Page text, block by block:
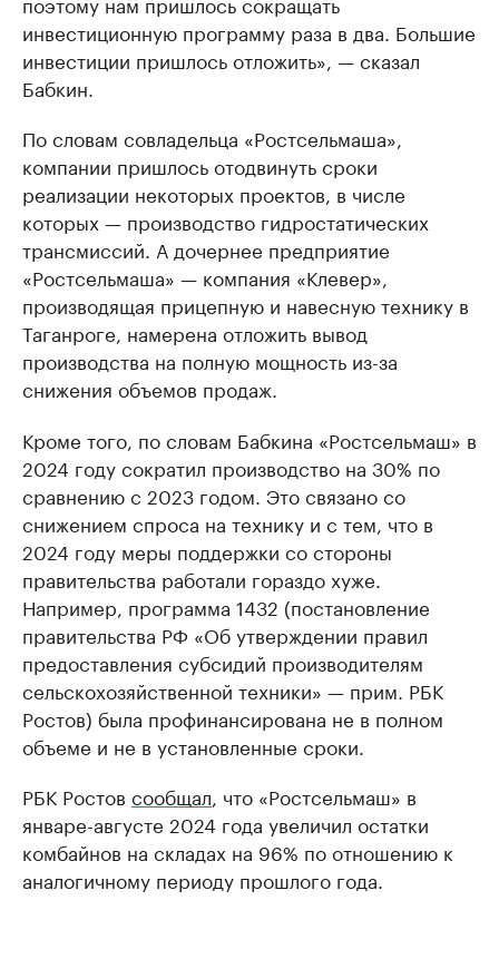
инвестиционную программу раза в два. Большие
инвестиции пришлось отложить», — сказал
Бабкин.
По словам совладельца «Ростсельмаша»,
компании пришлось отодвинуть сроки
реализации некоторых проектов, в числе
которых — производство гидростатических
трансмиссий. А дочернее предприятие
«Ростсельмаша» — компания «Клевер»,
производящая прицепную и навесную технику в
Таганроге, намерена отложить вывод
производства на полную мощность из-за
снижения объемов продаж.
Кроме того, по словам Бабкина «Ростсельмаш» в
2024 году сократил производство на 30% по
сравнению с 2023 годом. Это связано со
снижением спроса на технику и с тем, что в
2024 году меры поддержки со стороны
правительства работали гораздо хуже.
Например, программа 1432 (постановление
правительства РФ «Об утверждении правил
предоставления субсидий производителям
сельскохозяйственной техники» — прим. РБК
Ростов) была профинансирована не в полном
объеме и не в установленные сроки.
РБК Ростов сообщал , что «Ростсельмаш» в
январе-августе 2024 года увеличил остатки
комбайнов на складах на 96% по отношению к
аналогичному периоду прошлого года.